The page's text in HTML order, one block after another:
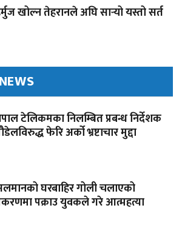
खोल्न तेहरानले अघि सार्‍यो यस्तो सर्त
टेलिकमका निलम्बित प्रबन्ध निर्देशक
फेरि अर्को भ्रष्टाचार मुद्दा
घरबाहिर गोली चलाएको
पक्राउ युवकले गरे आत्महत्या